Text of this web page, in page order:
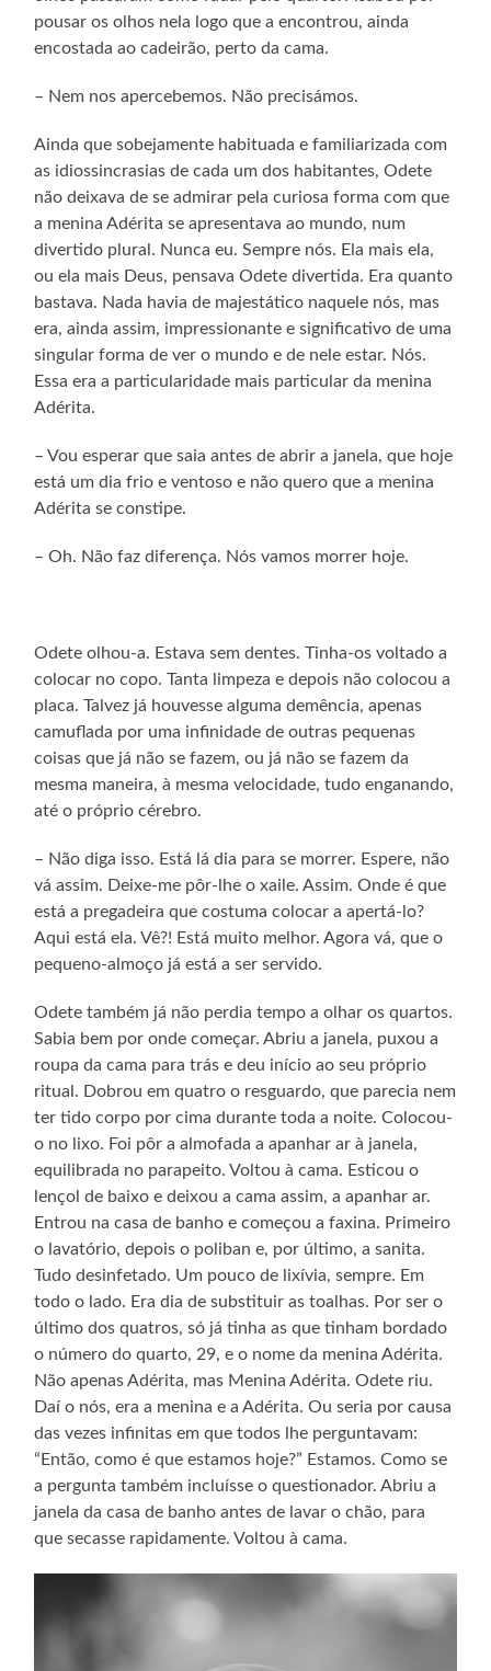
pousar os olhos nela logo que a encontrou, ainda
encostada ao cadeirão, perto da cama.
– Nem nos apercebemos. Não precisámos.
Ainda que sobejamente habituada e familiarizada com
as idiossincrasias de cada um dos habitantes, Odete
não deixava de se admirar pela curiosa forma com que
a menina Adérita se apresentava ao mundo, num
divertido plural. Nunca eu. Sempre nós. Ela mais ela,
ou ela mais Deus, pensava Odete divertida. Era quanto
bastava. Nada havia de majestático naquele nós, mas
era, ainda assim, impressionante e significativo de uma
singular forma de ver o mundo e de nele estar. Nós.
Essa era a particularidade mais particular da menina
Adérita.
– Vou esperar que saia antes de abrir a janela, que hoje
está um dia frio e ventoso e não quero que a menina
Adérita se constipe.
– Oh. Não faz diferença. Nós vamos morrer hoje.
Odete olhou-a. Estava sem dentes. Tinha-os voltado a
colocar no copo. Tanta limpeza e depois não colocou a
placa. Talvez já houvesse alguma demência, apenas
camuflada por uma infinidade de outras pequenas
coisas que já não se fazem, ou já não se fazem da
mesma maneira, à mesma velocidade, tudo enganando,
até o próprio cérebro.
– Não diga isso. Está lá dia para se morrer. Espere, não
vá assim. Deixe-me pôr-lhe o xaile. Assim. Onde é que
está a pregadeira que costuma colocar a apertá-lo?
Aqui está ela. Vê?! Está muito melhor. Agora vá, que o
pequeno-almoço já está a ser servido.
Odete também já não perdia tempo a olhar os quartos.
Sabia bem por onde começar. Abriu a janela, puxou a
roupa da cama para trás e deu início ao seu próprio
ritual. Dobrou em quatro o resguardo, que parecia nem
ter tido corpo por cima durante toda a noite. Colocou-
o no lixo. Foi pôr a almofada a apanhar ar à janela,
equilibrada no parapeito. Voltou à cama. Esticou o
lençol de baixo e deixou a cama assim, a apanhar ar.
Entrou na casa de banho e começou a faxina. Primeiro
o lavatório, depois o poliban e, por último, a sanita.
Tudo desinfetado. Um pouco de lixívia, sempre. Em
todo o lado. Era dia de substituir as toalhas. Por ser o
último dos quatros, só já tinha as que tinham bordado
o número do quarto, 29, e o nome da menina Adérita.
Não apenas Adérita, mas Menina Adérita. Odete riu.
Daí o nós, era a menina e a Adérita. Ou seria por causa
das vezes infinitas em que todos lhe perguntavam:
“Então, como é que estamos hoje?” Estamos. Como se
a pergunta também incluísse o questionador. Abriu a
janela da casa de banho antes de lavar o chão, para
que secasse rapidamente. Voltou à cama.